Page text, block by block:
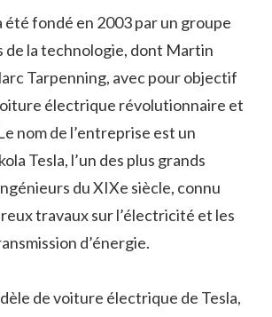
été fondé en 2003 par un groupe
de la technologie, dont Martin
Tarpenning, avec pour objectif
électrique révolutionnaire et
nom de l’entreprise est un
Tesla, l’un des plus grands
du XIXe siècle, connu
travaux sur l’électricité et les
d’énergie.
de voiture électrique de Tesla,